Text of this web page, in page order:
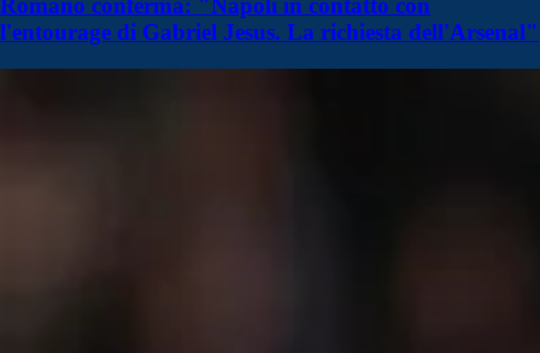
Romano conferma: "Napoli in contatto con
l'entourage di Gabriel Jesus. La richiesta dell'Arsenal"